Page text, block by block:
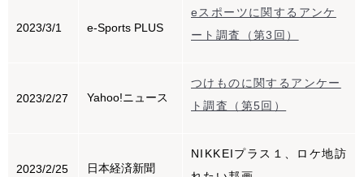
2023/3/1 e-Sports PLUS
eスポーツに関するアンケ
ート調査（第3回）
2023/2/27 Yahoo!ニュース
つけものに関するアンケー
ト調査（第5回）
2023/2/25 日本経済新聞
NIKKEIプラス１、ロケ地訪